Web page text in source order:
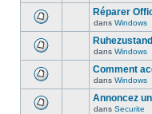
Réparer
dans Windows
dans Windows
Comment
dans Windows
Annoncez
dans Securite